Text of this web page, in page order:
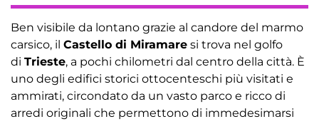
Ben visibile da lontano grazie al candore del marmo
carsico, il Castello di Miramare si trova nel golfo
di Trieste, a pochi chilometri dal centro della città. È
uno degli edifici storici ottocenteschi più visitati e
ammirati, circondato da un vasto parco e ricco di
arredi originali che permettono di immedesimarsi